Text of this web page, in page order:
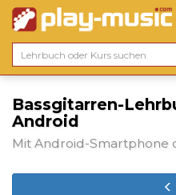
Bassgitarren-
Android
Mit Android-Smartphone